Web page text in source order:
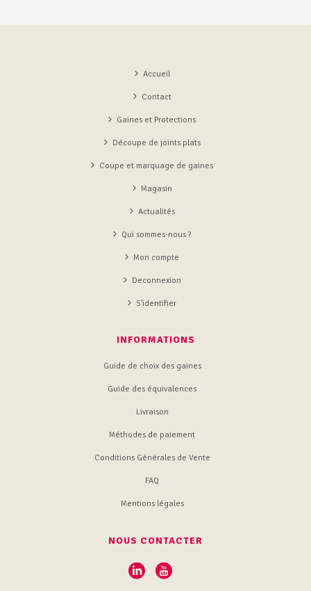
Accueil
Contact
Gaines et Protections
Découpe de joints plats
Coupe et marquage de gaines
Magasin
Actualités
Qui sommes-nous ?
Mon compte
Deconnexion
S’identifier
INFORMATIONS
Guide de choix des gaines
Guide des équivalences
Livraison
Méthodes de paiement
Conditions Générales de Vente
FAQ
Mentions légales
NOUS CONTACTER